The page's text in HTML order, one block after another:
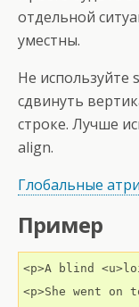
отдельной
уместны.
Не используйте
сдвинуть
строке. Лучше
align.
Глобальные
Пример
<p>A blind
<p>She went on